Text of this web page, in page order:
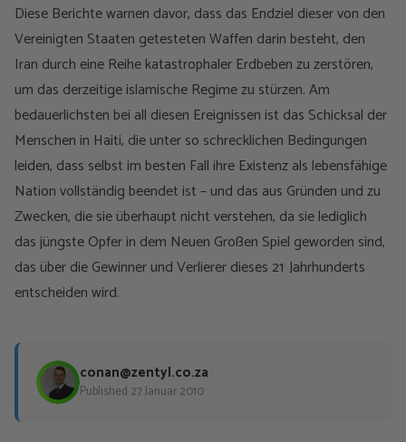
Diese Berichte warnen davor, dass das Endziel dieser von den
Vereinigten Staaten getesteten Waffen darin besteht, den
Iran durch eine Reihe katastrophaler Erdbeben zu zerstören,
um das derzeitige islamische Regime zu stürzen. Am
bedauerlichsten bei all diesen Ereignissen ist das Schicksal der
Menschen in Haiti, die unter so schrecklichen Bedingungen
leiden, dass selbst im besten Fall ihre Existenz als lebensfähige
Nation vollständig beendet ist – und das aus Gründen und zu
Zwecken, die sie überhaupt nicht verstehen, da sie lediglich
das jüngste Opfer in dem Neuen Großen Spiel geworden sind,
das über die Gewinner und Verlierer dieses 21. Jahrhunderts
entscheiden wird.
conan@zentyl.co.za
Published 27 Januar 2010